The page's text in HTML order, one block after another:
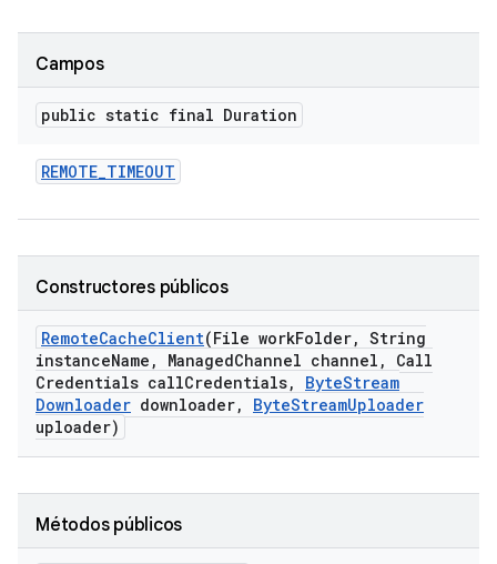
Campos
public static final Duration
REMOTE_TIMEOUT
Constructores públicos
RemoteCacheClient(File workFolder, String
instanceName , ManagedChannel channel ,
Call
Credentials callCredentials, ByteStream
Downloader downloader, ByteStreamUploader
uploader)
Métodos públicos